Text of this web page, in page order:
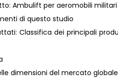
Ambulift per aeromobili militari
di questo studio
Classifica dei principali
dimensioni del mercato